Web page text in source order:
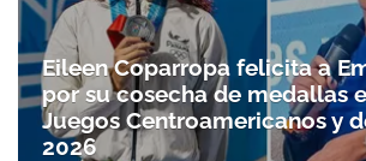
Eileen Coparropa felicita a
por su cosecha de medallas
Juegos Centroamericanos y
2026